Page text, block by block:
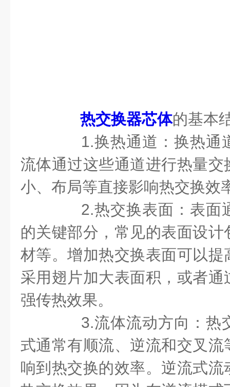
热交换器芯体的基本
1.换热通道：换热通
流体通过这些通道进行热量
小、布局等直接影响热交换效
2.热交换表面：表面
的关键部分，常见的表面设
材等。增加热交换表面可以
采用翅片加大表面积，或者
强传热效果。
3.流体流动方向：热
式通常有顺流、逆流和交叉
响到热交换的效率。逆流式